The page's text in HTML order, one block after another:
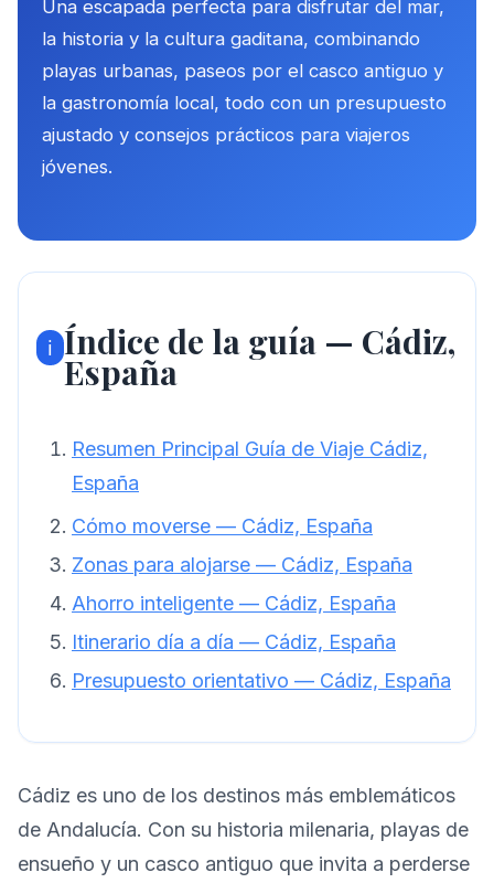
Una escapada perfecta para disfrutar del mar,
la historia y la cultura gaditana, combinando
playas urbanas, paseos por el casco antiguo y
la gastronomía local, todo con un presupuesto
ajustado y consejos prácticos para viajeros
jóvenes.
ℹ️ Índice de la guía — Cádiz,
España
Resumen Principal Guía de Viaje Cádiz,
España
Cómo moverse — Cádiz, España
Zonas para alojarse — Cádiz, España
Ahorro inteligente — Cádiz, España
Itinerario día a día — Cádiz, España
Presupuesto orientativo — Cádiz, España
Cádiz es uno de los destinos más emblemáticos
de Andalucía. Con su historia milenaria, playas de
ensueño y un casco antiguo que invita a perderse